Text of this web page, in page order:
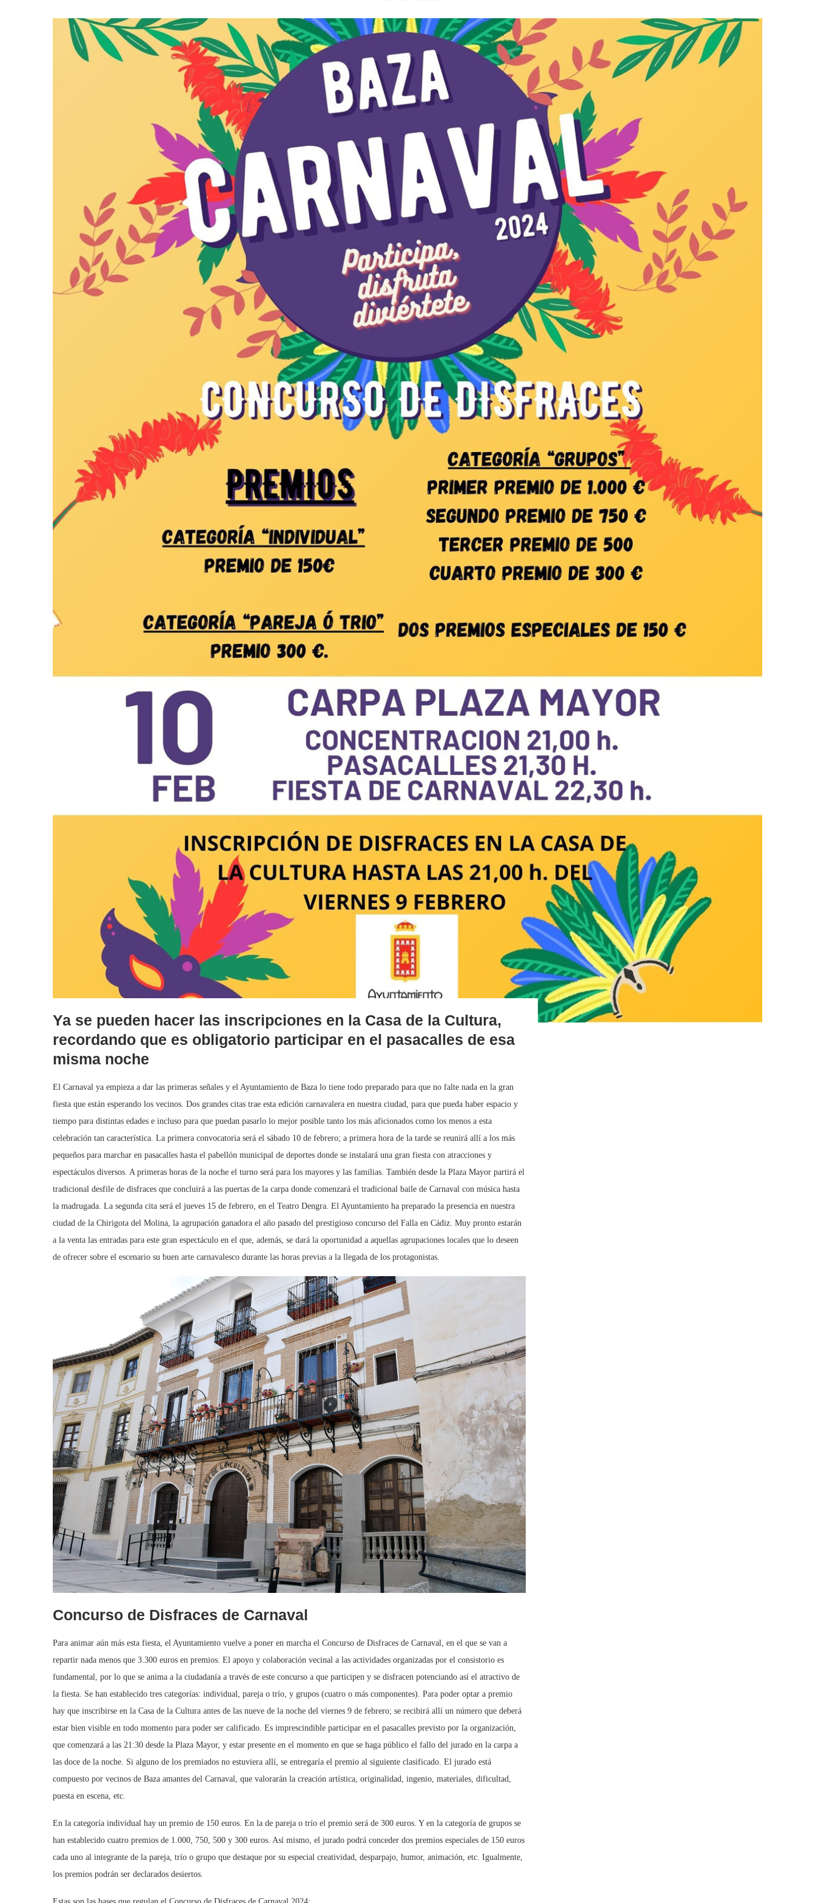
Ya se pueden hacer las inscripciones en la Casa de la Cultura,
recordando que es obligatorio participar en el pasacalles de esa
misma noche
El Carnaval ya empieza a dar las primeras señales y el Ayuntamiento de Baza lo tiene todo preparado para que no falte nada en la gran
fiesta que están esperando los vecinos. Dos grandes citas trae esta edición carnavalera en nuestra ciudad, para que pueda haber espacio y
tiempo para distintas edades e incluso para que puedan pasarlo lo mejor posible tanto los más aficionados como los menos a esta
celebración tan característica. La primera convocatoria será el sábado 10 de febrero; a primera hora de la tarde se reunirá allí a los más
pequeños para marchar en pasacalles hasta el pabellón municipal de deportes donde se instalará una gran fiesta con atracciones y
espectáculos diversos. A primeras horas de la noche el turno será para los mayores y las familias. También desde la Plaza Mayor partirá el
tradicional desfile de disfraces que concluirá a las puertas de la carpa donde comenzará el tradicional baile de Carnaval con música hasta
la madrugada. La segunda cita será el jueves 15 de febrero, en el Teatro Dengra. El Ayuntamiento ha preparado la presencia en nuestra
ciudad de la Chirigota del Molina, la agrupación ganadora el año pasado del prestigioso concurso del Falla en Cádiz. Muy pronto estarán
a la venta las entradas para este gran espectáculo en el que, además, se dará la oportunidad a aquellas agrupaciones locales que lo deseen
de ofrecer sobre el escenario su buen arte carnavalesco durante las horas previas a la llegada de los protagonistas.
Concurso de Disfraces de Carnaval
Para animar aún más esta fiesta, el Ayuntamiento vuelve a poner en marcha el Concurso de Disfraces de Carnaval, en el que se van a
repartir nada menos que 3.300 euros en premios. El apoyo y colaboración vecinal a las actividades organizadas por el consistorio es
fundamental, por lo que se anima a la ciudadanía a través de este concurso a que participen y se disfracen potenciando así el atractivo de
la fiesta. Se han establecido tres categorías: individual, pareja o trío, y grupos (cuatro o más componentes). Para poder optar a premio
hay que inscribirse en la Casa de la Cultura antes de las nueve de la noche del viernes 9 de febrero; se recibirá allí un número que deberá
estar bien visible en todo momento para poder ser calificado. Es imprescindible participar en el pasacalles previsto por la organización,
que comenzará a las 21:30 desde la Plaza Mayor, y estar presente en el momento en que se haga público el fallo del jurado en la carpa a
las doce de la noche. Si alguno de los premiados no estuviera allí, se entregaría el premio al siguiente clasificado. El jurado está
compuesto por vecinos de Baza amantes del Carnaval, que valorarán la creación artística, originalidad, ingenio, materiales, dificultad,
puesta en escena, etc.
En la categoría individual hay un premio de 150 euros. En la de pareja o trío el premio será de 300 euros. Y en la categoría de grupos se
han establecido cuatro premios de 1.000, 750, 500 y 300 euros. Así mismo, el jurado podrá conceder dos premios especiales de 150 euros
cada uno al integrante de la pareja, trío o grupo que destaque por su especial creatividad, desparpajo, humor, animación, etc. Igualmente,
los premios podrán ser declarados desiertos.
Estas son las bases que regulan el Concurso de Disfraces de Carnaval 2024: